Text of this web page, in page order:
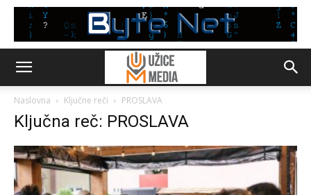
Naslovna Ključne reči PROSLAVA
Ključna reč: PROSLAVA